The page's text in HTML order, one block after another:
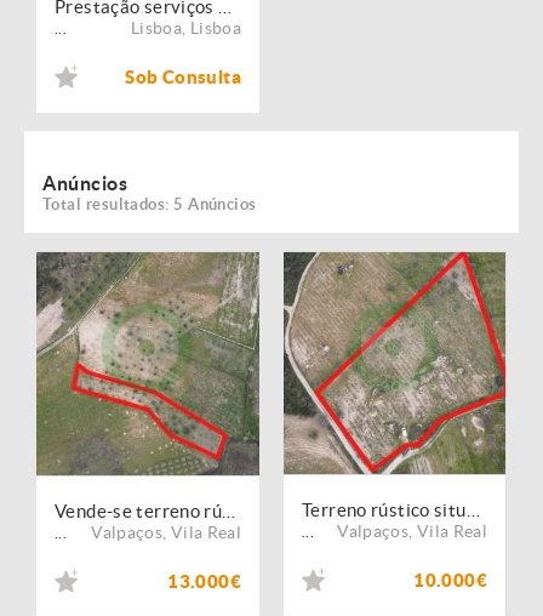
Lisboa Lisboa
Sob Consulta
Anúncios
Total resultados: 5 Anúncios
Valpaços Vila Real
13.000€
Valpaços Vila Real
10.000€